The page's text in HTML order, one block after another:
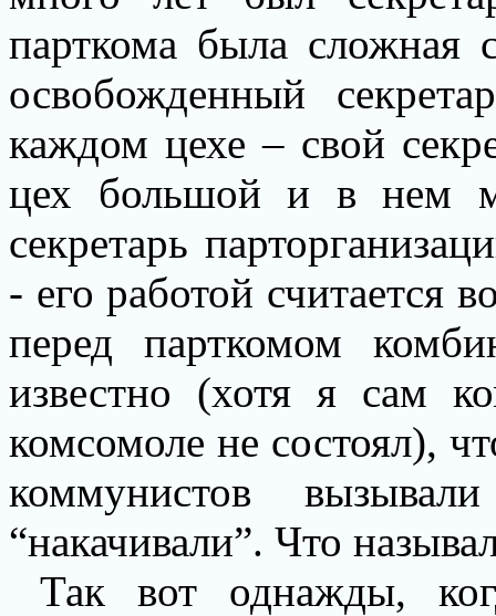
парткома была сложная
освобожденный
каждом цехе – свой
цех большой и в нем
секретарь
- его работой считается
перед парткомом
известно (хотя я сам
комсомоле не состоял),
коммунистов
“накачивали”. Что
Так вот однажды,